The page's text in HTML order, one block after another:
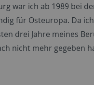
war ich ab 1989 bei
für Osteuropa. Da
drei Jahre meines
nicht mehr gegeben